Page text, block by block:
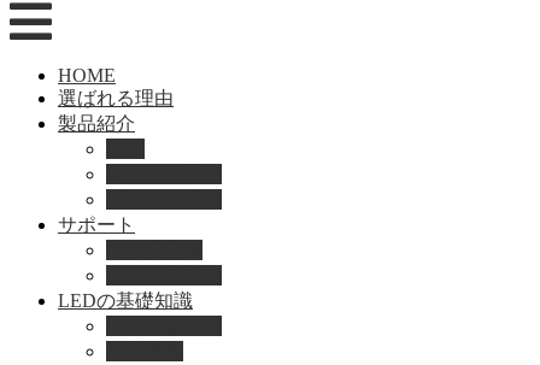
HOME
選ばれる理由
製品紹介
サポート
LEDの基礎知識